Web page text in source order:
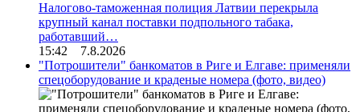
Налогово-таможенная полиция Латвии перекрыла
крупный канал поставки подпольного табака,
работавший…
15:42 7.8.2026
"Потрошители" банкоматов в Риге и Елгаве: применяли
спецоборудование и краденые номера (фото, видео)